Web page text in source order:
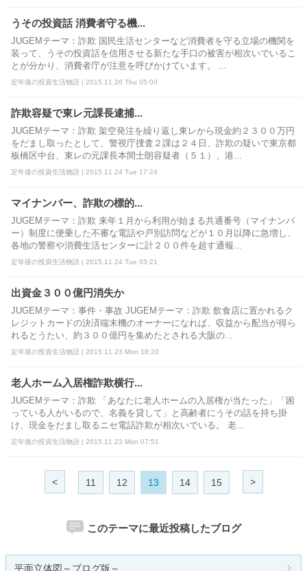
うその投資話 消費者守る機...
JUGEMテーマ：詐欺 国民生活センターなど消費者を守る立場の機関を
装って、うその投資話を信用させる新たな手口の被害が相次いでいるこ
とが分かり、消費者庁が注意を呼びかけています。 ...
定年後の投資生活物語 | 2015.11.26 Thu 05:00
詐欺容疑で東レ元課長逮捕...
JUGEMテーマ：詐欺 架空発注を繰り返し東レから現金約２３００万円
をだまし取ったとして、警視庁捜査２課は２４日、詐欺の疑いで東京都
板橋区中台、東レの元課長本間士朗容疑者（５１）、港...
定年後の投資生活物語 | 2015.11.24 Tue 17:24
マイナンバー、詐欺の標的...
JUGEMテーマ：詐欺 来年１月から利用が始まる共通番号（マイナンバ
ー）制度に便乗した不審な電話や戸別訪問などが１０月以降に急増し、
各地の警察や消費生活センターに計２００件を超す通報...
定年後の投資生活物語 | 2015.11.24 Tue 03:21
出資金３００億円消失か
JUGEMテーマ：事件・事故 JUGEMテーマ：詐欺 飲食店に置かれるク
レジットカードの決済端末機のオーナーになれば、収益から配当が得ら
れるとうたい、約３００億円を集めたとされる大阪の...
定年後の投資生活物語 | 2015.11.23 Mon 18:20
老人ホーム入居権詐欺横行...
JUGEMテーマ：詐欺 「あなたに老人ホームの入居権が当たった」「困
っている人がいるので、名義を貸して」と高齢者にうその話を持ち掛
け、現金をだまし取るニセ電話詐欺が相次いでいる。 老...
定年後の投資生活物語 | 2015.11.23 Mon 07:51
< 11 12 13 14 15 >
このテーマに最近投稿したブログ
平面立体図～ブログ版～